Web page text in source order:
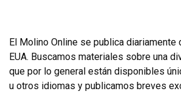
El Molino Online se publica diariamente
EUA. Buscamos materiales sobre una
que por lo general están disponibles
u otros idiomas y publicamos breves